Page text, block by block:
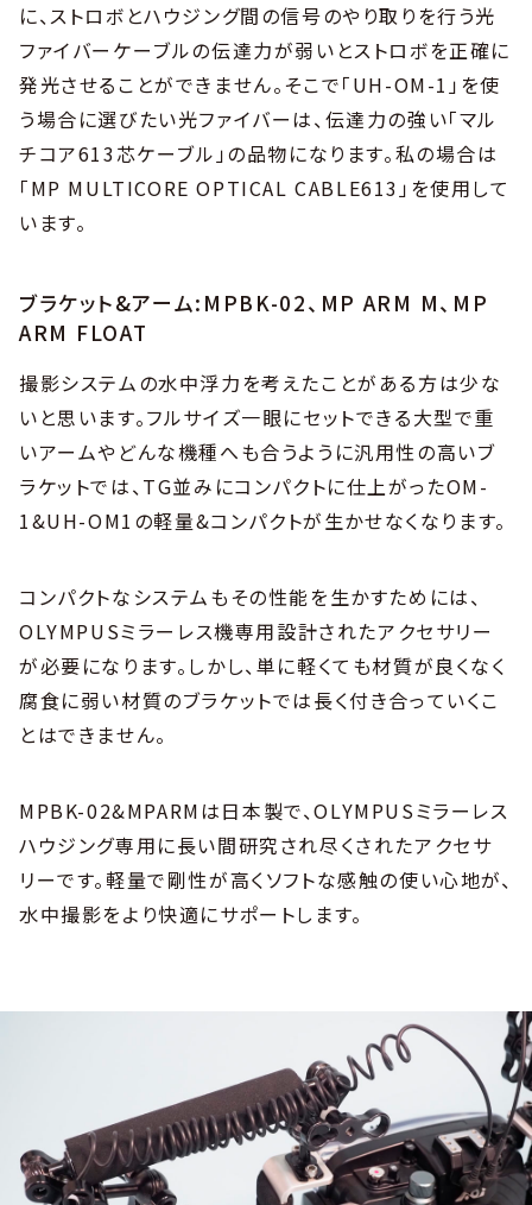
に、ストロボとハウジング間の信号のやり取りを行う光
ファイバーケーブルの伝達力が弱いとストロボを正確に
発光させることができません。そこで「UH-OM-1」を使
う場合に選びたい光ファイバーは、伝達力の強い「マル
チコア613芯ケーブル」の品物になります。私の場合は
「MP MULTICORE OPTICAL CABLE613」を使用して
います。
ブラケット&アーム:MPBK-02、MP ARM M、MP
ARM FLOAT
撮影システムの水中浮力を考えたことがある方は少な
いと思います。フルサイズ一眼にセットできる大型で重
いアームやどんな機種へも合うように汎用性の高いブ
ラケットでは、TG並みにコンパクトに仕上がったOM-
1&UH-OM1の軽量&コンパクトが生かせなくなります。
コンパクトなシステムもその性能を生かすためには、
OLYMPUSミラーレス機専用設計されたアクセサリー
が必要になります。しかし、単に軽くても材質が良くなく
腐食に弱い材質のブラケットでは長く付き合っていくこ
とはできません。
MPBK-02&MPARMは日本製で、OLYMPUSミラーレス
ハウジング専用に長い間研究され尽くされたアクセサ
リーです。軽量で剛性が高くソフトな感触の使い心地が、
水中撮影をより快適にサポートします。